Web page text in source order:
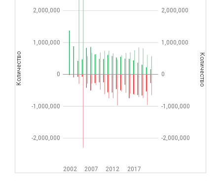
2002 2007 2012 2017
-2,000,000
-1,000,000
0
1,000,000
2,000,000
Количество
-2,000,000
-1,000,000
0
1,000,000
2,000,000
Количество